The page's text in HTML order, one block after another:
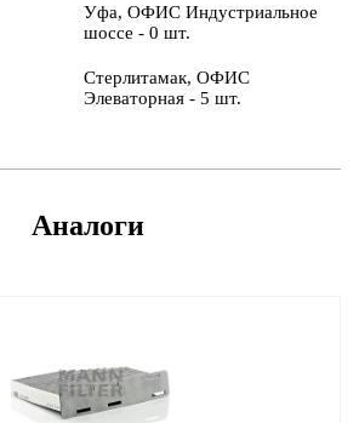
Уфа, ОФИС Индустриальное
шоссе - 0 шт.
Стерлитамак, ОФИС
Элеваторная - 5 шт.
Аналоги